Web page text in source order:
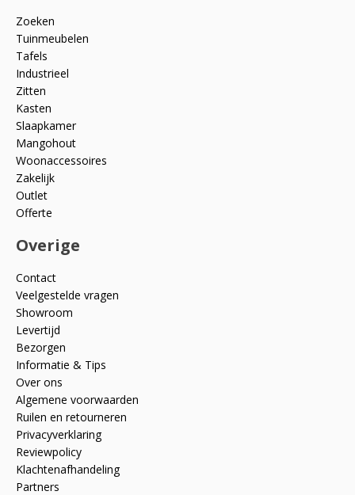
Zoeken
Tuinmeubelen
Tafels
Industrieel
Zitten
Kasten
Slaapkamer
Mangohout
Woonaccessoires
Zakelijk
Outlet
Offerte
Overige
Contact
Veelgestelde vragen
Showroom
Levertijd
Bezorgen
Informatie & Tips
Over ons
Algemene voorwaarden
Ruilen en retourneren
Privacyverklaring
Reviewpolicy
Klachtenafhandeling
Partners